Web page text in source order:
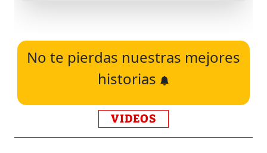
No te pierdas nuestras mejores
historias
VIDEOS